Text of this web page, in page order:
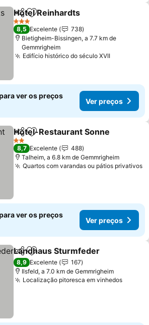
PartilharAdicionar aos favoritos
Hotel Reinhardts
3 Estrelas
8,5 Excelente
738
Bietigheim-Bissingen, a 7.7 km de
Gemmrigheim
Edifício histórico do século XVII
ver os preços
Ver preços
PartilharAdicionar aos favoritos
Hotel-Restaurant Sonne
2 Estrelas
8,7 Excelente
488
Talheim, a 6.8 km de Gemmrigheim
Quartos com varandas ou pátios privativos
ver os preços
Ver preços
PartilharAdicionar aos favoritos
Landhaus Sturmfeder
8,9 Excelente
167
Ilsfeld, a 7.0 km de Gemmrigheim
Localização pitoresca em vinhedos